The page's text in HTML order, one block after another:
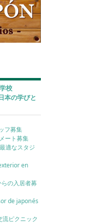
校
本の学びと
フ募集
ート募集
適なスタジ
en
の入居者募
de japonés
ピクニック